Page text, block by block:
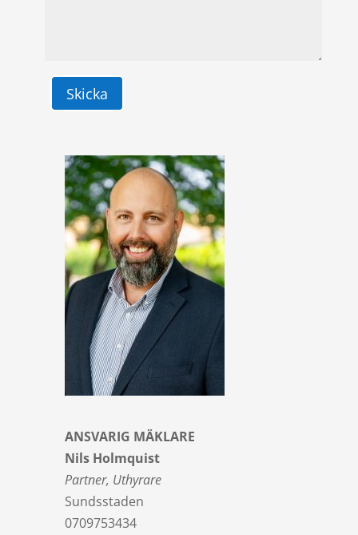
ANSVARIG MÄKLARE
Nils Holmquist
Partner, Uthyrare
Sundsstaden
0709753434